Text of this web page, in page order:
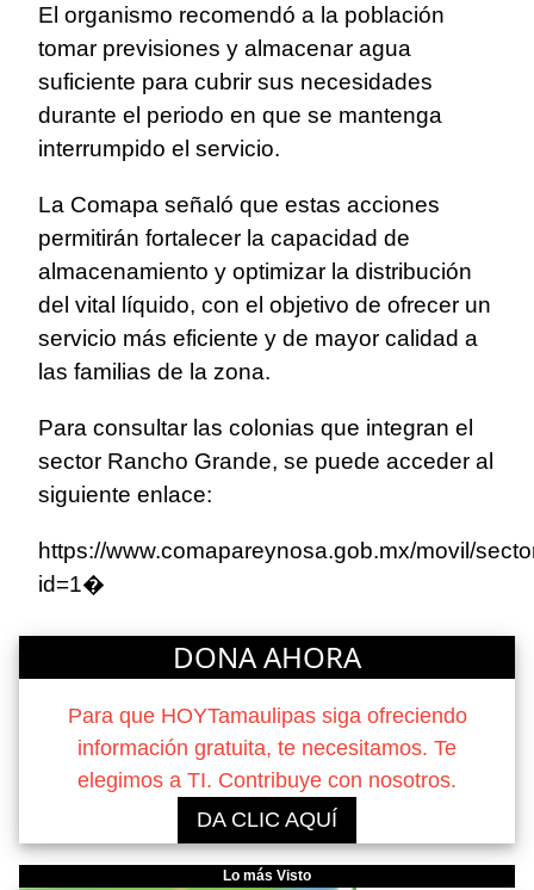
El organismo recomendó a la población
tomar previsiones y almacenar agua
suficiente para cubrir sus necesidades
durante el periodo en que se mantenga
interrumpido el servicio.
La Comapa señaló que estas acciones
permitirán fortalecer la capacidad de
almacenamiento y optimizar la distribución
del vital líquido, con el objetivo de ofrecer un
servicio más eficiente y de mayor calidad a
las familias de la zona.
Para consultar las colonias que integran el
sector Rancho Grande, se puede acceder al
siguiente enlace:
https://www.comapareynosa.gob.mx/movil/
id=1⁠�
DONA AHORA
Para que HOYTamaulipas siga ofreciendo
información gratuita, te necesitamos. Te
elegimos a TI. Contribuye con nosotros.
DA CLIC AQUÍ
Lo más Visto